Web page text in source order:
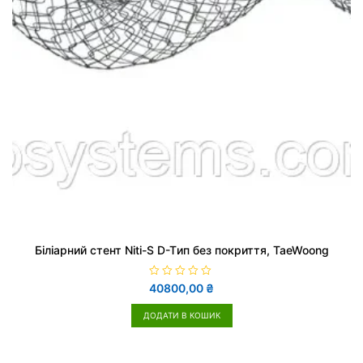
Біліарний стент Niti-S D-Tип без покриття, TaeWoong
О
ц
і
н
40800,00 ₴
ДОДАТИ В КОШИК